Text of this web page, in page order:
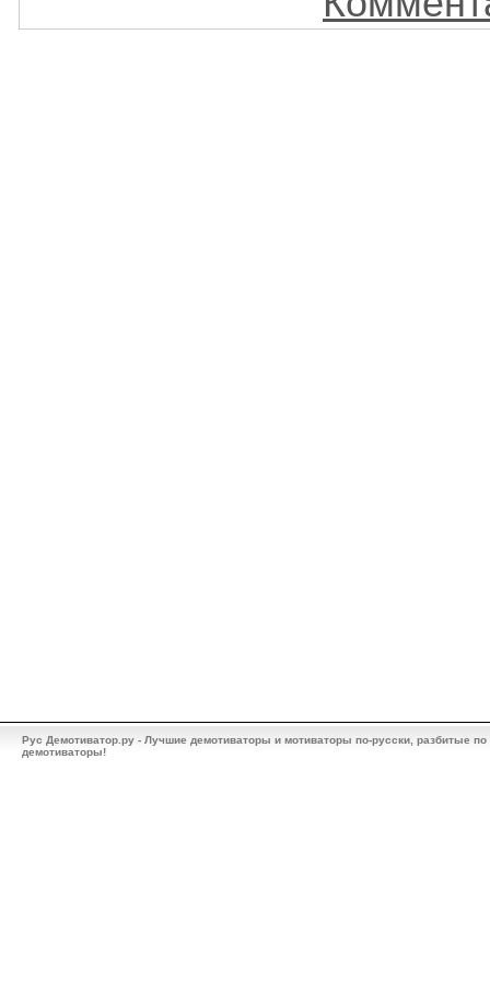
Рус Демотиватор.ру - Лучшие демотиваторы и мотиваторы по-русски, разбитые
демотиваторы!